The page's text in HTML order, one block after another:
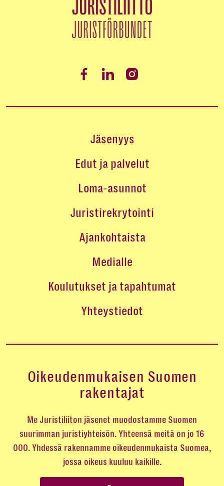
Jäsenyys
Edut ja palvelut
Loma-asunnot
Juristirekrytointi
Ajankohtaista
Medialle
Koulutukset ja tapahtumat
Yhteystiedot
Oikeudenmukaisen Suomen
rakentajat
Me Juristiliiton jäsenet muodostamme Suomen
suurimman juristiyhteisön. Yhteensä meitä on jo 16
000. Yhdessä rakennamme oikeudenmukaista Suomea,
jossa oikeus kuuluu kaikille.